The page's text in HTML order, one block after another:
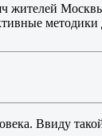
жителей
методики
Ввиду